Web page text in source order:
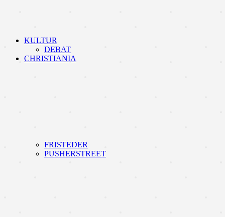
KULTUR
DEBAT
CHRISTIANIA
FRISTEDER
PUSHERSTREET